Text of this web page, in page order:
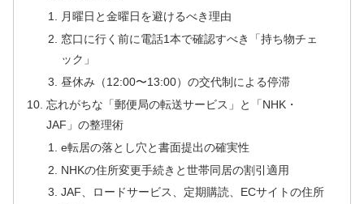
月曜日と金曜日を避けるべき理由
窓口に行く前に電話1本で確認すべき「持ち物チェ
ック」
昼休み（12:00〜13:00）の交代制による停滞
忘れがちな「郵便局の転送サービス」と「NHK・
JAF」の整理術
e転居の落とし穴と書面提出の確実性
NHKの住所変更手続きと世帯同居の割引適用
JAF、ロードサービス、定期購読、ECサイトの住所